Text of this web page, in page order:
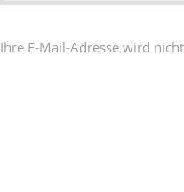
Ihre E-Mail-Adresse wird